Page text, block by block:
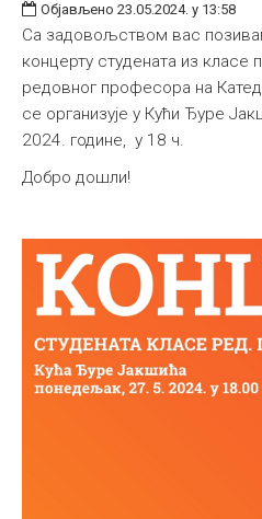
Објављено 23.05.2024. у 13:58
Са задовољством вас
концерту студената из
редовног професора на
се организује у Кући Ђуре
2024. године, у 18 ч.
Добро дошли!